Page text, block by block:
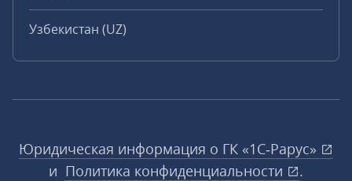
Узбекистан (UZ)
Юридическая информация о ГК «1С‑Рарус»
и Политика конфиденциальности
.